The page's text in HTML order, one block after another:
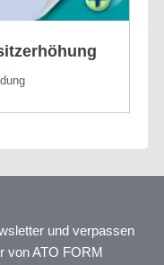
und verpassen
von ATO FORM